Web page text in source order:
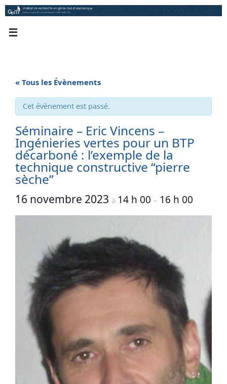
Passer
au
« Tous les Évènements
Cet évènement est passé.
Séminaire – Eric Vincens –
Ingénieries vertes pour un BTP
décarboné : l’exemple de la
technique constructive “pierre
sèche”
16 novembre 2023 à 14 h 00 – 16 h 00